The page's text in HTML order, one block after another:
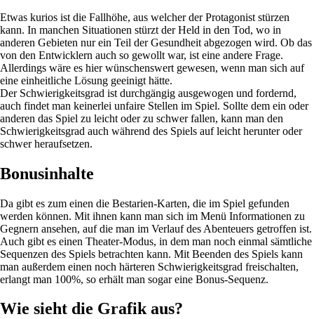
Etwas kurios ist die Fallhöhe, aus welcher der Protagonist stürzen
kann. In manchen Situationen stürzt der Held in den Tod, wo in
anderen Gebieten nur ein Teil der Gesundheit abgezogen wird. Ob das
von den Entwicklern auch so gewollt war, ist eine andere Frage.
Allerdings wäre es hier wünschenswert gewesen, wenn man sich auf
eine einheitliche Lösung geeinigt hätte.
Der Schwierigkeitsgrad ist durchgängig ausgewogen und fordernd,
auch findet man keinerlei unfaire Stellen im Spiel. Sollte dem ein oder
anderen das Spiel zu leicht oder zu schwer fallen, kann man den
Schwierigkeitsgrad auch während des Spiels auf leicht herunter oder
schwer heraufsetzen.
Bonusinhalte
Da gibt es zum einen die Bestarien-Karten, die im Spiel gefunden
werden können. Mit ihnen kann man sich im Menü Informationen zu
Gegnern ansehen, auf die man im Verlauf des Abenteuers getroffen ist.
Auch gibt es einen Theater-Modus, in dem man noch einmal sämtliche
Sequenzen des Spiels betrachten kann. Mit Beenden des Spiels kann
man außerdem einen noch härteren Schwierigkeitsgrad freischalten,
erlangt man 100%, so erhält man sogar eine Bonus-Sequenz.
Wie sieht die Grafik aus?